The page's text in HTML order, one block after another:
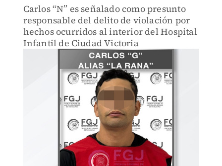
Carlos “N” es señalado como presunto
responsable del delito de violación por
hechos ocurridos al interior del Hospital
Infantil de Ciudad Victoria